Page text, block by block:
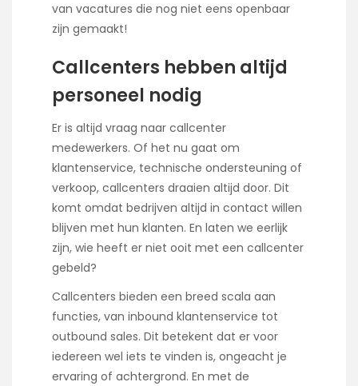
van vacatures die nog niet eens openbaar
zijn gemaakt!
Callcenters hebben altijd
personeel nodig
Er is altijd vraag naar callcenter
medewerkers. Of het nu gaat om
klantenservice, technische ondersteuning of
verkoop, callcenters draaien altijd door. Dit
komt omdat bedrijven altijd in contact willen
blijven met hun klanten. En laten we eerlijk
zijn, wie heeft er niet ooit met een callcenter
gebeld?
Callcenters bieden een breed scala aan
functies, van inbound klantenservice tot
outbound sales. Dit betekent dat er voor
iedereen wel iets te vinden is, ongeacht je
ervaring of achtergrond. En met de